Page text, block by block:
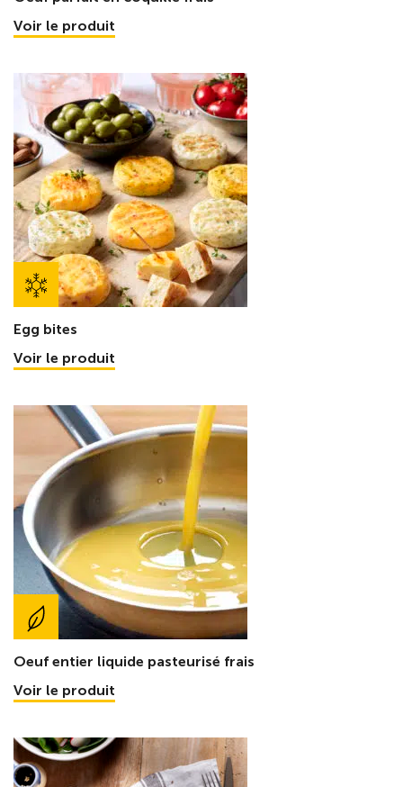
Voir le produit
Egg bites
Voir le produit
Oeuf entier liquide pasteurisé frais
Voir le produit